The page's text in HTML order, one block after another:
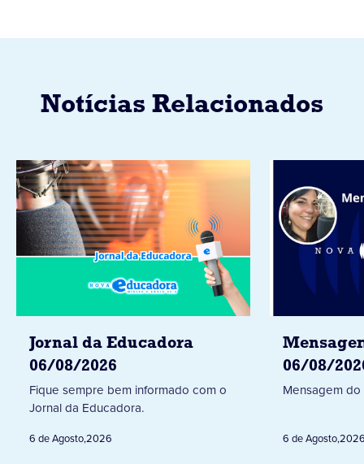
Notícias Relacionados
Jornal da Educadora
06/08/2026
Fique sempre bem informado com o
Jornal da Educadora.
6 de Agosto,2026
06/08/
Mensagem do
6 de Agosto,